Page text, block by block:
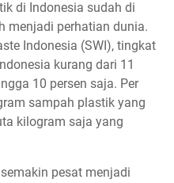
di Indonesia sudah di
menjadi perhatian dunia.
Indonesia (SWI), tingkat
kurang dari 11
10 persen saja. Per
sampah plastik yang
kilogram saja yang
pesat menjadi